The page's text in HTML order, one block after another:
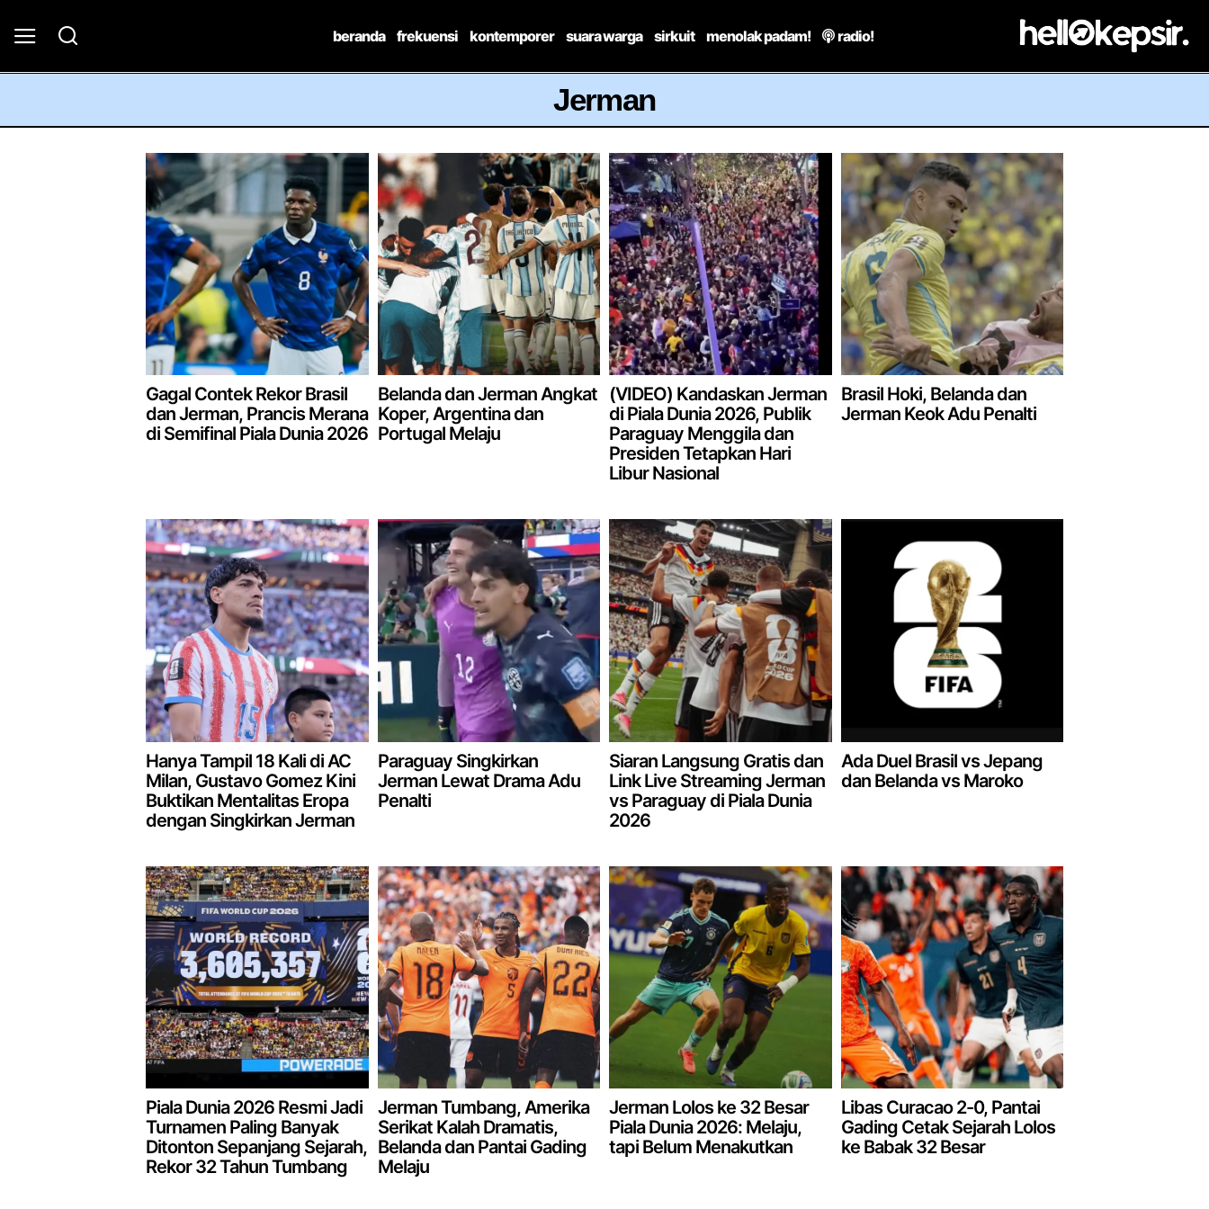
beranda frekuensi kontemporer suara warga sirkuit menolak padam! radio!
Jerman
Gagal Contek Rekor Brasil
dan Jerman, Prancis Merana
di Semifinal Piala Dunia 2026
Belanda dan Jerman Angkat
Koper, Argentina dan
Portugal Melaju
(VIDEO) Kandaskan Jerman
di Piala Dunia 2026, Publik
Paraguay Menggila dan
Presiden Tetapkan Hari
Libur Nasional
Brasil Hoki, Belanda dan
Jerman Keok Adu Penalti
Hanya Tampil 18 Kali di AC
Milan, Gustavo Gomez Kini
Buktikan Mentalitas Eropa
dengan Singkirkan Jerman
Paraguay Singkirkan
Jerman Lewat Drama Adu
Penalti
Siaran Langsung Gratis dan
Link Live Streaming Jerman
vs Paraguay di Piala Dunia
2026
Ada Duel Brasil vs Jepang
dan Belanda vs Maroko
Piala Dunia 2026 Resmi Jadi
Turnamen Paling Banyak
Ditonton Sepanjang Sejarah,
Rekor 32 Tahun Tumbang
Jerman Tumbang, Amerika
Serikat Kalah Dramatis,
Belanda dan Pantai Gading
Melaju
Jerman Lolos ke 32 Besar
Piala Dunia 2026: Melaju,
tapi Belum Menakutkan
Libas Curacao 2-0, Pantai
Gading Cetak Sejarah Lolos
ke Babak 32 Besar